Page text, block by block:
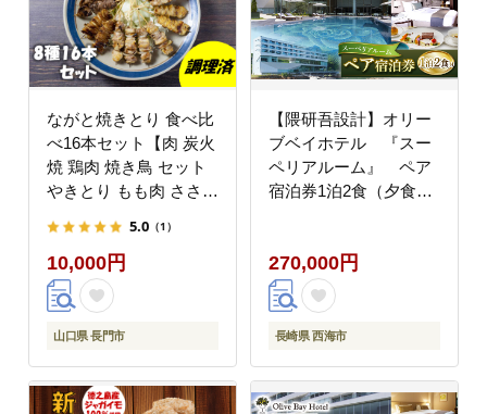
ながと焼きとり 食べ比
べ16本セット【肉 炭火
焼 鶏肉 焼き鳥 セット
やきとり もも肉 ささみ
ぼんじり 手羽先 山口県
長門市 ちくぜん マツコ
の知らない世界】
(10095)
5.0 （1）
10,000円
山口県 長門市
【隈研吾設計】オリー
ブベイホテル 『スー
ペリアルーム』 ペア
宿泊券1泊2食（夕食・
ました！【CAU005】
270,000円
長崎県 西海市